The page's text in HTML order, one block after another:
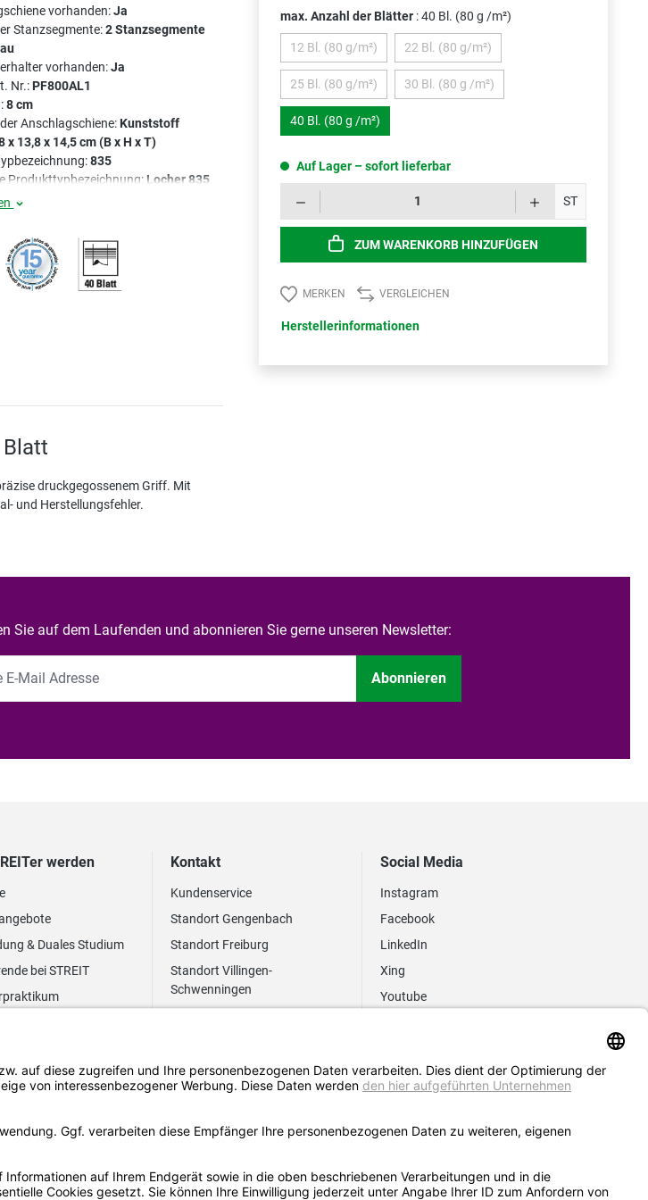
vorhanden:Ja
Stanzsegmente:2 Stanzsegmente
vorhanden:Ja
Nr.:PF800AL1
8 cm
Anschlagschiene:Kunststoff
x 13,8 x 14,5 cm (B x H x T)
835
Produkttypbezeichnung: Locher 835
druckgegossenem Griff. Mit
und Herstellungsfehler.
max. Anzahl der Blätter : 40 Bl. (80 g /m²)
12 Bl. (80 g/m²)(Diese Option ist zurzeit nicht verfügbar.)
22 Bl. (80 g/m²)(Diese Option ist zurzeit nicht verfügbar.)
25 Bl. (80 g/m²)(Diese Option ist zurzeit nicht verfügbar.)
30 Bl. (80 g /m²)(Diese Option ist zurzeit nicht verfügbar.)
40 Bl. (80 g /m²)
Auf Lager – sofort lieferbar
ST
ZUM WARENKORB HINZUFÜGEN
MERKEN VERGLEICHEN
Herstellerinformationen
Sie auf dem Laufenden und abonnieren Sie gerne unseren Newsletter:
Abonnieren
werden
& Duales Studium
bei STREIT
Kontakt
Kundenservice
Standort Gengenbach
Standort Freiburg
Standort Villingen-
Schwenningen
Social Media
Instagram
Facebook
LinkedIn
Xing
Youtube